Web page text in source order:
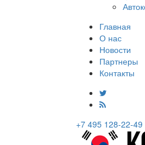
Главная
О нас
Новости
Партнеры
Контакты
+7 495 128-22-49